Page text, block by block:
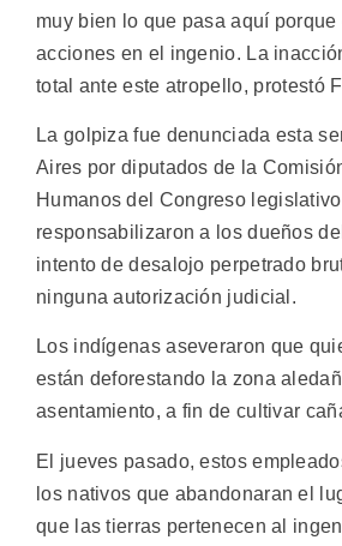
muy bien lo que pasa aquí
acciones en el ingenio. La
total ante este atropello, protestó
La golpiza fue denunciada esta
Aires por diputados de la
Humanos del Congreso
responsabilizaron a los dueños
intento de desalojo perpetrado
ninguna autorización judicial.
Los indígenas aseveraron que
están deforestando la zona
asentamiento, a fin de cultivar
El jueves pasado, estos
los nativos que abandonaran el
que las tierras pertenecen al